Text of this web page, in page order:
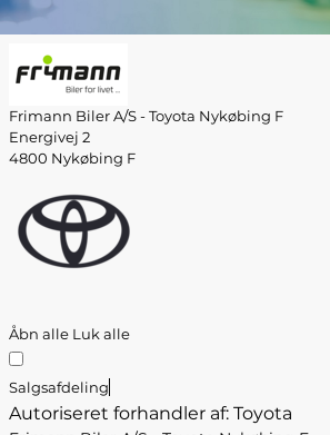
Frimann Biler A/S - Toyota Nykøbing F
Energivej 2
4800 Nykøbing F
Åbn alle Luk alle
Salgsafdeling
Autoriseret forhandler af: Toyota